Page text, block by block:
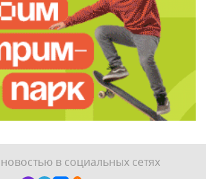
в социальных сетях